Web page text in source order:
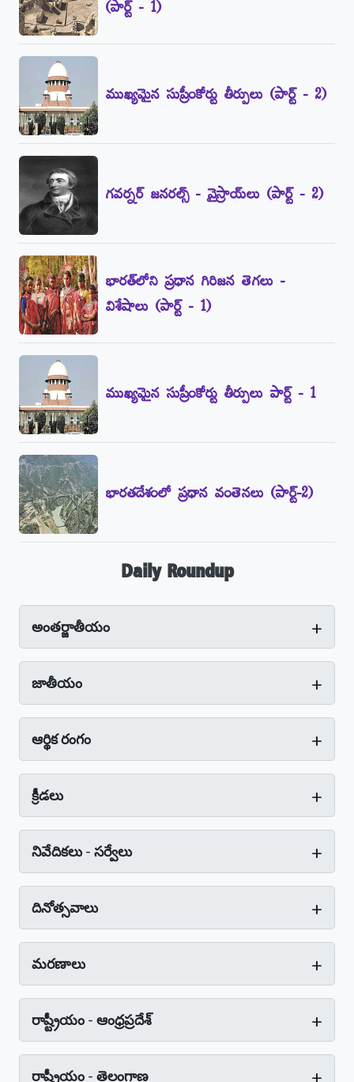
(పార్ట్‌ - 1)
ముఖ్యమైన సుప్రీంకోర్టు తీర్పులు (పార్ట్‌ - 2)
గవర్నర్‌ జనరల్స్‌ - వైస్రాయ్‌లు (పార్ట్‌ - 2)
భారత్‌లోని ప్రధాన గిరిజన తెగలు -
విశేషాలు (పార్ట్‌ - 1)
ముఖ్యమైన సుప్రీంకోర్టు తీర్పులు పార్ట్‌ - 1
భారతదేశంలో ప్రధాన వంతెనలు (పార్ట్‌-2)
Daily Roundup
అంతర్జాతీయం +
జాతీయం +
ఆర్థిక రంగం +
క్రీడలు +
నివేదికలు - సర్వేలు +
దినోత్సవాలు +
మరణాలు +
రాష్ట్రీయం - ఆంధ్రప్రదేశ్‌ +
రాష్ట్రీయం - తెలంగాణ +